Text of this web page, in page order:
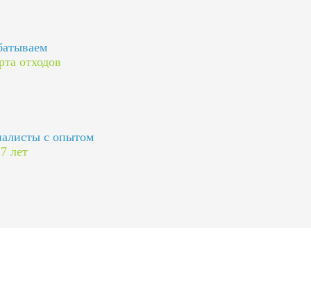
отходов
с опытом
лет